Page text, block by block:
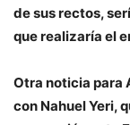
de sus rectos,
que realizaría el
Otra noticia para
con Nahuel Yeri,